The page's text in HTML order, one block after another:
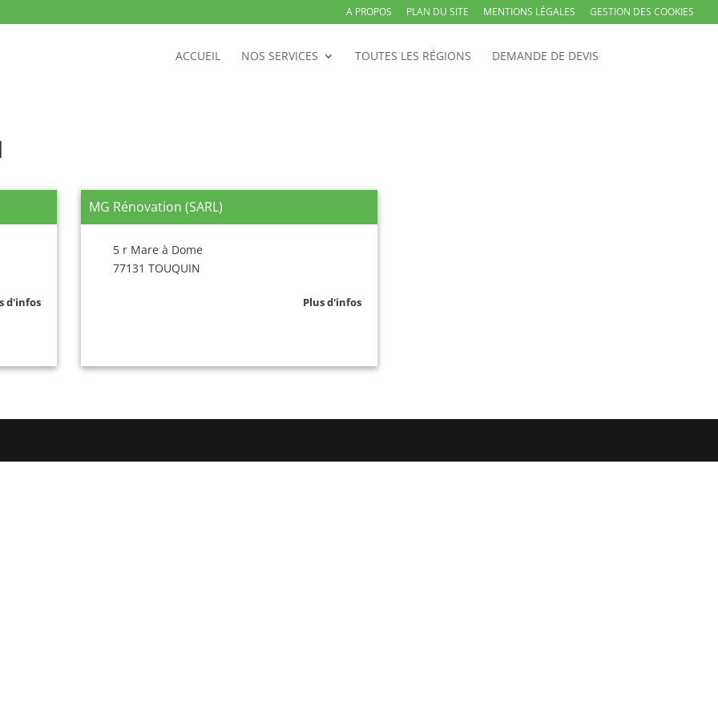
A PROPOS PLAN DU SITE MENTIONS LÉGALES GESTION DES COOKIES
ACCUEIL NOS SERVICES TOUTES LES RÉGIONS DEMANDE DE DEVIS
d'infos
MG Rénovation (SARL)
5 r Mare à Dome
77131 TOUQUIN
Plus d'infos